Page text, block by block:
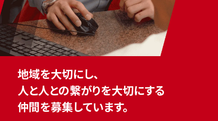
地域を大切にし、
人と人との繋がりを大切にする
仲間を募集しています。